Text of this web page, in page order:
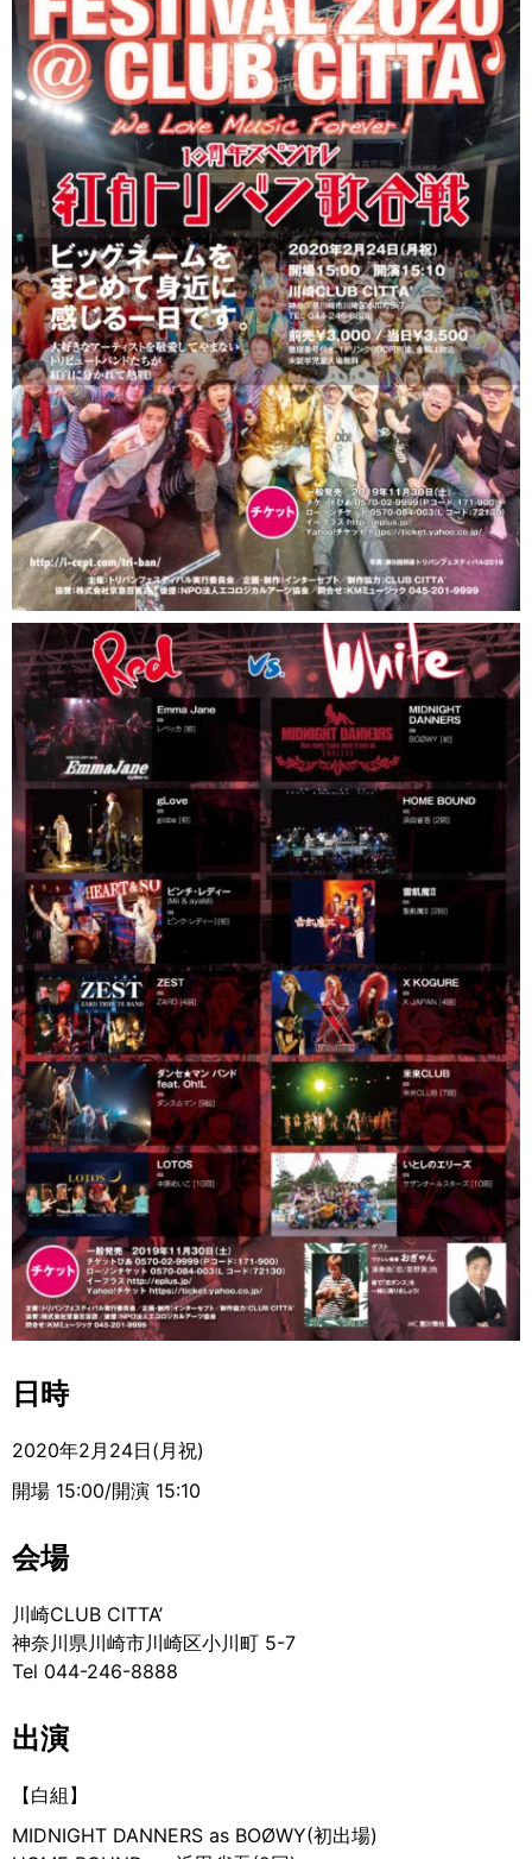
日時
2020年2月24日(月祝)
開場 15:00/開演 15:10
会場
川崎CLUB CITTA’
神奈川県川崎市川崎区小川町 5-7
Tel 044-246-8888
出演
【白組】
MIDNIGHT DANNERS as BOØWY(初出場)